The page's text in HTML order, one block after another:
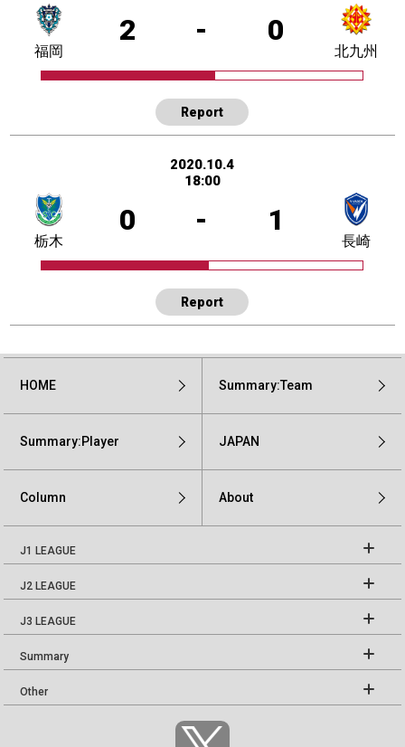
2 - 0
福岡 北九州
Report
2020.10.4
18:00
0 - 1
栃木 長崎
Report
HOME Summary:Team
Summary:Player JAPAN
Column About
J1 LEAGUE
J2 LEAGUE
J3 LEAGUE
Summary
Other